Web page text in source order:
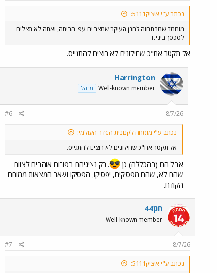
נכתב ע"י איציק5111:
מוחמד שמתתחזה לחנן העיקר שמצריים עפו הביתה, ואתה לא תצליח
לסכסך בינינו
אל תקטר אח"כ שחילונים לא רוצים להתגייס.
Harrington
Well-known member מנהל
8/7/26
#6
נכתב ע"י מומחה לקנונית הסדר העולמי:
אל תקטר אח"כ שחילונים לא רוצים להתגייס.
אבל הם (בהכללה) כן
. רק נציגיהם בפורום אוהבים לצווח
שהם לא, שהם מפסיקים, יפסיקו, הפסיקו ושאר המצאות ממוחם
הקודח.
חנן44
Well-known member
8/7/26
#7
נכתב ע"י איציק5111: